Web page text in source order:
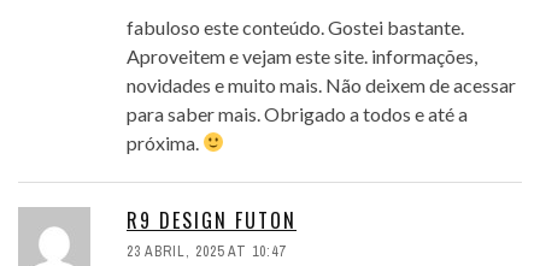
fabuloso este conteúdo. Gostei bastante.
Aproveitem e vejam este site. informações,
novidades e muito mais. Não deixem de acessar
para saber mais. Obrigado a todos e até a
próxima.
R9 DESIGN FUTON
23 ABRIL, 2025 AT 10:47